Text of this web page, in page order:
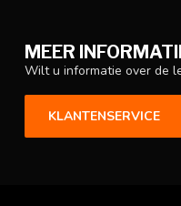
MEER
Wilt u informatie over de
KLANTENSERVICE